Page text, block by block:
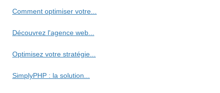
Comment optimiser votre...
Découvrez l'agence web...
Optimisez votre stratégie...
SimplyPHP : la solution...